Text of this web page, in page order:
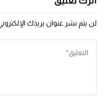
لن يتم نشر عنوان بريدك